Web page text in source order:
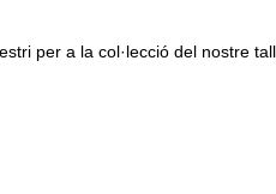
per a la col·lecció del nostre